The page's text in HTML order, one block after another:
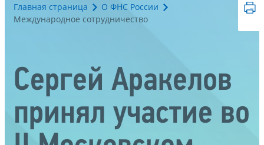
Главная страница
О ФНС России
Международное сотрудничество
Сергей Аракелов
принял участие во